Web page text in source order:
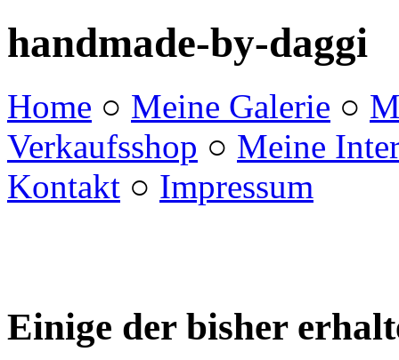
handmade-by-daggi
Home ○ Meine Galerie ○
Verkaufsshop ○ Meine
Kontakt ○ Impressum
Einige der bisher